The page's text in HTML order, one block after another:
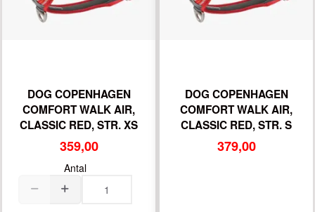
DOG COPENHAGEN
COMFORT WALK AIR,
CLASSIC RED, STR. XS
359,00
Antal
DOG COPENHAGEN
COMFORT WALK AIR,
CLASSIC RED, STR. S
379,00